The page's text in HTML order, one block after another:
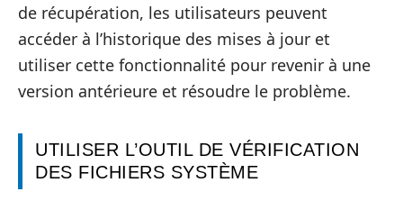
de récupération, les utilisateurs peuvent
accéder à l’historique des mises à jour et
utiliser cette fonctionnalité pour revenir à une
version antérieure et résoudre le problème.
UTILISER L’OUTIL DE VÉRIFICATION
DES FICHIERS SYSTÈME